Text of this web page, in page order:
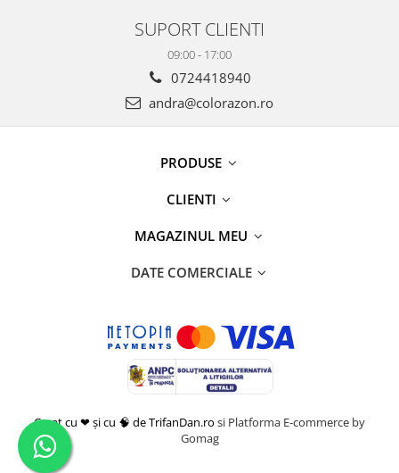
SUPORT CLIENTI
09:00 - 17:00
0724418940
andra@colorazon.ro
PRODUSE
CLIENTI
MAGAZINUL MEU
DATE COMERCIALE
Creat cu ❤ și cu 🧠 de TrifanDan.ro si Platforma E-commerce by
Gomag